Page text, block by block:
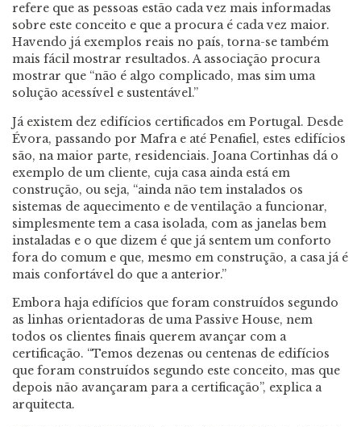
refere que as pessoas estão cada vez mais informadas
sobre este conceito e que a procura é cada vez maior.
Havendo já exemplos reais no país, torna-se também
mais fácil mostrar resultados. A associação procura
mostrar que “não é algo complicado, mas sim uma
solução acessível e sustentável.”
Já existem dez edifícios certificados em Portugal. Desde
Évora, passando por Mafra e até Penafiel, estes edifícios
são, na maior parte, residenciais. Joana Cortinhas dá o
exemplo de um cliente, cuja casa ainda está em
construção, ou seja, “ainda não tem instalados os
sistemas de aquecimento e de ventilação a funcionar,
simplesmente tem a casa isolada, com as janelas bem
instaladas e o que dizem é que já sentem um conforto
fora do comum e que, mesmo em construção, a casa já é
mais confortável do que a anterior.”
Embora haja edifícios que foram construídos segundo
as linhas orientadoras de uma Passive House, nem
todos os clientes finais querem avançar com a
certificação. “Temos dezenas ou centenas de edifícios
que foram construídos segundo este conceito, mas que
depois não avançaram para a certificação”, explica a
arquitecta.